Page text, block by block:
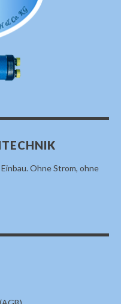
Ohne Strom, ohne